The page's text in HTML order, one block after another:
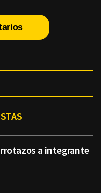
a integrante